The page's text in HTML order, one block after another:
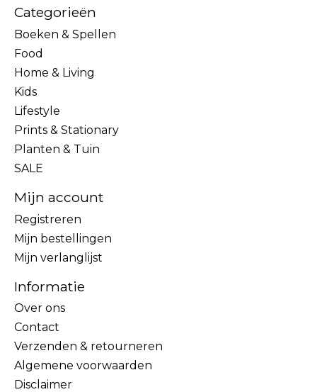
Categorieën
Boeken & Spellen
Food
Home & Living
Kids
Lifestyle
Prints & Stationary
Planten & Tuin
SALE
Mijn account
Registreren
Mijn bestellingen
Mijn verlanglijst
Informatie
Over ons
Contact
Verzenden & retourneren
Algemene voorwaarden
Disclaimer